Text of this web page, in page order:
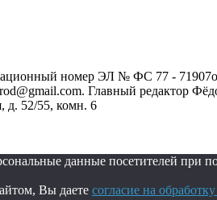
номер ЭЛ № ФС 77 -
Главный редактор
д. 52/55, комн. 6
данные посетителей при
Вы даете согласие на